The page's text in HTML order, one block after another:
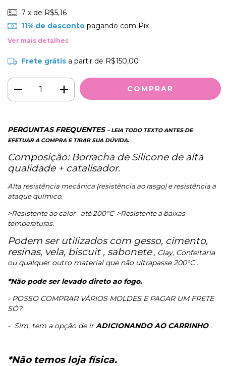
7 x de R$5,16
11% de descontopagando com Pix
Ver mais detalhes
Frete grátis a partir de R$150,00
PERGUNTAS FREQUENTES – LEIA TODO TEXTO ANTES DE
EFETUAR A COMPRA E TIRAR SUA DÚVIDA.
Composição: Borracha de Silicone de alta
qualidade + catalisador.
Alta resistência mecânica (resistência ao rasgo) e resistência a
ataque químico.
>Resistente ao calor - até 200°C >Resistente a baixas
temperaturas.
Podem ser utilizados com gesso, cimento,
resinas, vela, biscuit , sabonete, Clay, Confeitaria
ou qualquer outro material que não ultrapasse 200°C .
*Não pode ser levado direto ao fogo.
- POSSO COMPRAR VÁRIOS MOLDES E PAGAR UM FRETE
SÓ?
- Sim, tem a opção de irADICIONANDO AO CARRINHO.
*Não temos loja física.